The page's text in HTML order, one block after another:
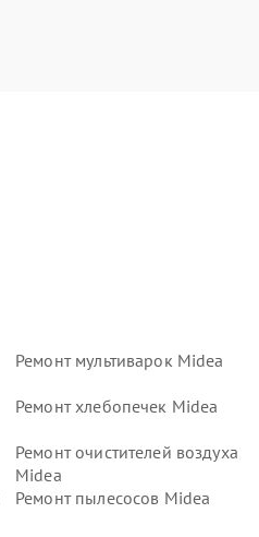
Ремонт мультиварок Midea
Ремонт хлебопечек Midea
Ремонт очистителей воздуха
Midea
Ремонт пылесосов Midea